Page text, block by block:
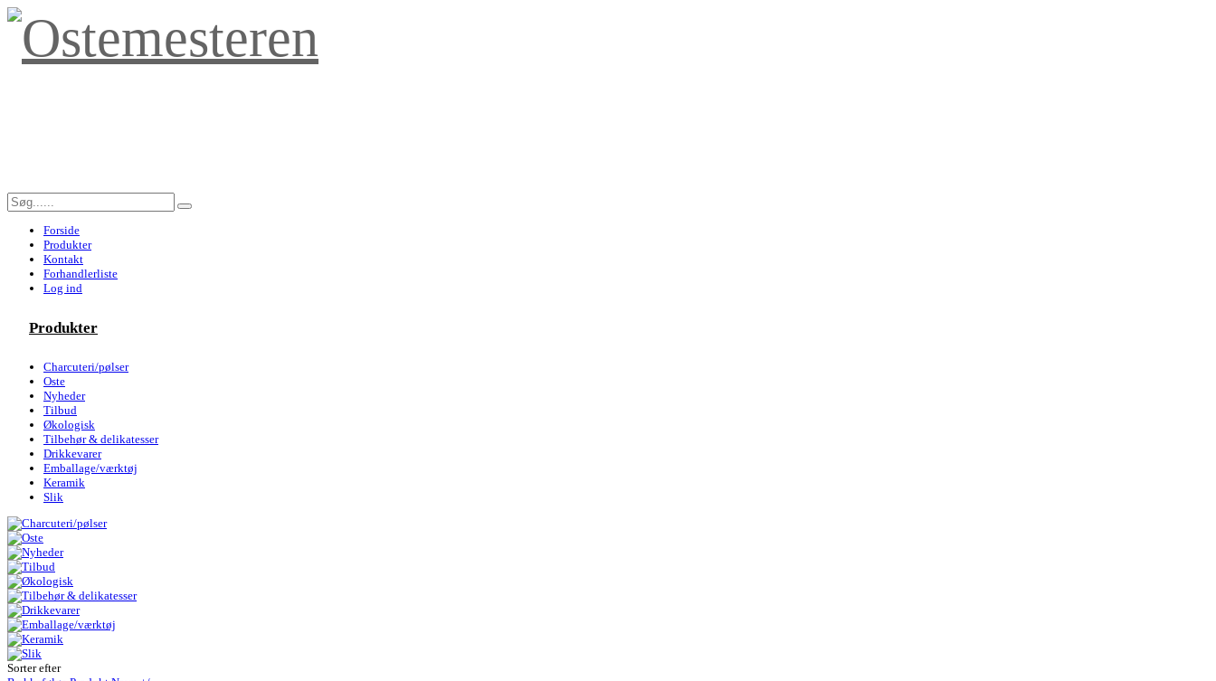
Forside
Produkter
Kontakt
Forhandlerliste
Log ind
Produkter
Charcuteri/pølser
Oste
Nyheder
Tilbud
Økologisk
Tilbehør & delikatesser
Drikkevarer
Emballage/værktøj
Keramik
Slik
Sorter efter